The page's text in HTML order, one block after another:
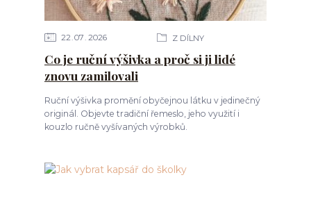
22 07 2026 Z DÍLNY
Co je ruční výšivka a proč si ji lidé
znovu zamilovali
Ruční výšivka promění obyčejnou látku v jedinečný
originál. Objevte tradiční řemeslo, jeho využití i
kouzlo ručně vyšívaných výrobků.